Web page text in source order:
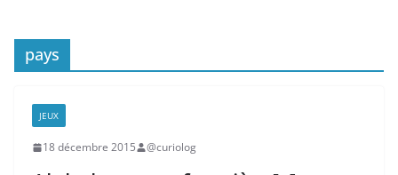
pays
JEUX
18 décembre 2015 @curiolog